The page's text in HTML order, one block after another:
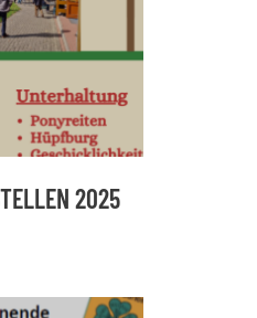
2025